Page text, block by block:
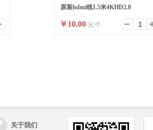
原装hdmi线1.5米4KHD2.0
￥10.00 元/个
关于我们